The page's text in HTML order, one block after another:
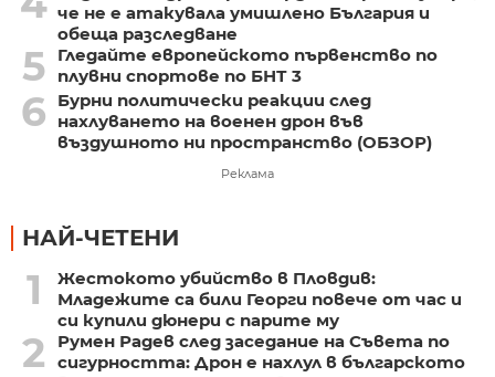
че не е атакувала умишлено България и
обеща разследване
5
Гледайте европейското първенство по
плувни спортове по БНТ 3
6
Бурни политически реакции след
нахлуването на военен дрон във
въздушното ни пространство (ОБЗОР)
Реклама
НАЙ-ЧЕТЕНИ
1
Жестокото убийство в Пловдив:
Младежите са били Георги повече от час и
си купили дюнери с парите му
2
Румен Радев след заседание на Съвета по
сигурността: Дрон е нахлул в българското